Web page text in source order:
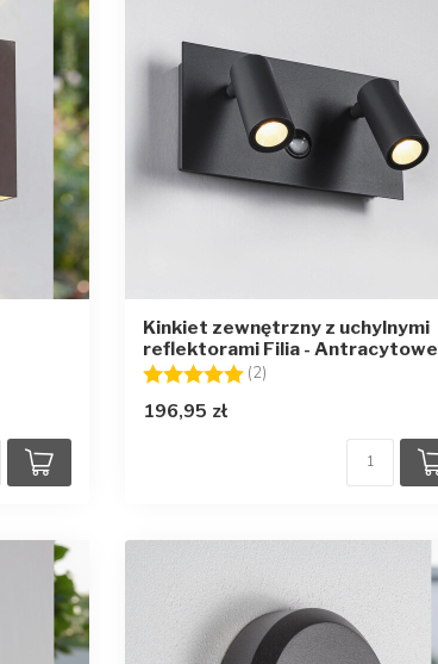
Kinkiet zewnętrzny z uchylnymi
reflektorami Filia - Antracytowe
Ocena:
(2)
196,95 zł